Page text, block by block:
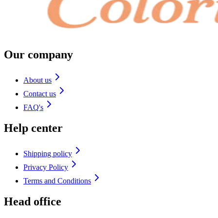
Our company
About us
Contact us
FAQ's
Help center
Shipping policy
Privacy Policy
Terms and Conditions
Head office